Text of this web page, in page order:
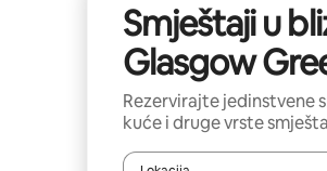
Smještaji u
Glasgow
Rezervirajte jedinstvene
kuće i druge vrste